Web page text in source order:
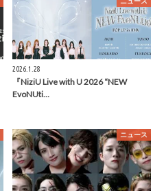
2026.1.28
『NiziU Live with U 2026 “NEW
EvoNUti…
ニュース